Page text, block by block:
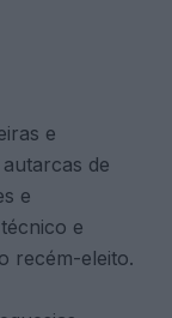
e
de
e
e
recém-eleito.